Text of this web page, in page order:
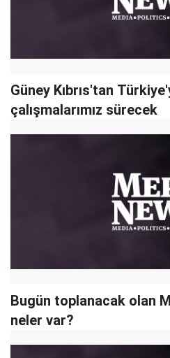
Güney Kıbrıs'tan
çalışmalarımız sürecek
Bugün toplanacak olan
neler var?